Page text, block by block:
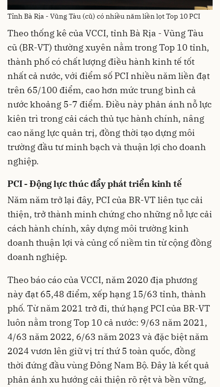
Tỉnh Bà Rịa - Vũng Tàu (cũ) có nhiều năm liền lọt Top 10 PCI
Theo thống kê của VCCI, tỉnh Bà Rịa - Vũng Tàu
cũ (BR-VT) thường xuyên nằm trong Top 10 tỉnh,
thành phố có chất lượng điều hành kinh tế tốt
nhất cả nước, với điểm số PCI nhiều năm liền đạt
trên 65/100 điểm, cao hơn mức trung bình cả
nước khoảng 5-7 điểm. Điều này phản ánh nỗ lực
kiên trì trong cải cách thủ tục hành chính, nâng
cao năng lực quản trị, đồng thời tạo dựng môi
trường đầu tư minh bạch và thuận lợi cho doanh
nghiệp.
PCI - Động lực thúc đẩy phát triển kinh tế
Năm năm trở lại đây, PCI của BR-VT liên tục cải
thiện, trở thành minh chứng cho những nỗ lực cải
cách hành chính, xây dựng môi trường kinh
doanh thuận lợi và củng cố niềm tin từ cộng đồng
doanh nghiệp.
Theo báo cáo của VCCI, năm 2020 địa phương
này đạt 65,48 điểm, xếp hạng 15/63 tỉnh, thành
phố. Từ năm 2021 trở đi, thứ hạng PCI của BR-VT
luôn nằm trong Top 10 cả nước: 9/63 năm 2021,
4/63 năm 2022, 6/63 năm 2023 và đặc biệt năm
2024 vươn lên giữ vị trí thứ 5 toàn quốc, đồng
thời đứng đầu vùng Đông Nam Bộ. Đây là kết quả
phản ánh xu hướng cải thiện rõ rệt và bền vững,